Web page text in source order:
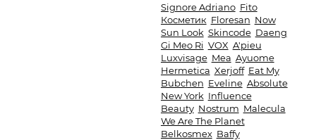
Signore Adriano Fito
Косметик Floresan Now
Sun Look Skincode Daeng
Gi Meo Ri VOX A'pieu
Luxvisage Mea Ayuome
Hermetica Xerjoff Eat My
Bubchen Eveline Absolute
New York Influence
Beauty Nostrum Malecula
We Are The Planet
Belkosmex Baffy